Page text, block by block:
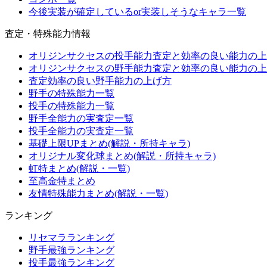
今後実装が確定しているor実装しそうなキャラ一覧
査定・特殊能力情報
オリジンサクセスの投手能力査定と効率の良い能力の
オリジンサクセスの野手能力査定と効率の良い能力の
査定効率の良い野手能力の上げ方
野手の特殊能力一覧
投手の特殊能力一覧
野手全能力の実査定一覧
投手全能力の実査定一覧
基礎上限UPまとめ(解説・所持キャラ)
オリジナル変化球まとめ(解説・所持キャラ)
虹特まとめ(解説・一覧)
至高金特まとめ
友情特殊能力まとめ(解説・一覧)
ランキング
リセマラランキング
野手最強ランキング
投手最強ランキング